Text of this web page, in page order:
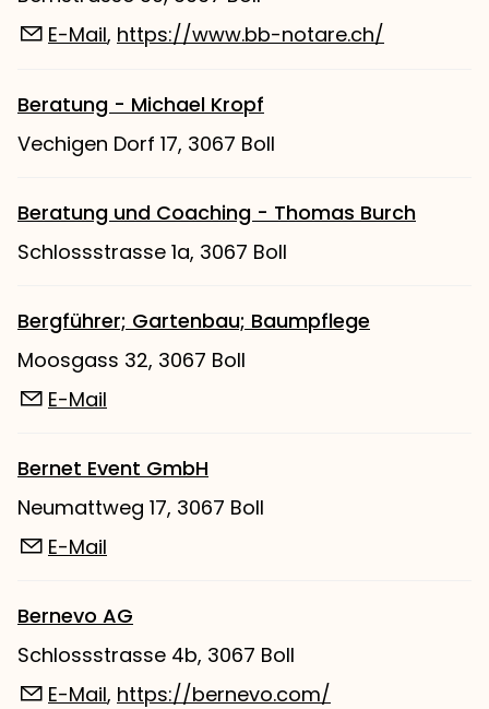
E-Mail, https://www.bb-notare.ch/
Beratung - Michael Kropf
Vechigen Dorf 17, 3067 Boll
Beratung und Coaching - Thomas Burch
Schlossstrasse 1a, 3067 Boll
Bergführer; Gartenbau; Baumpflege
Moosgass 32, 3067 Boll
E-Mail
Bernet Event GmbH
Neumattweg 17, 3067 Boll
E-Mail
Bernevo AG
Schlossstrasse 4b, 3067 Boll
E-Mail, https://bernevo.com/